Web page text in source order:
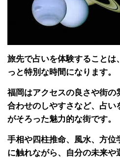
旅先で占いを体験することは
っと特別な時間になります。
福岡はアクセスの良さや街の
合わせのしやすさなど、占い
がそろった魅力的な街です。
手相や四柱推命、風水、方位
に触れながら、自分の未来や